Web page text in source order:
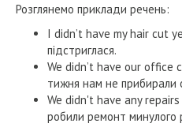
Розглянемо приклади речень:
I didn’t have my hair cut
підстриглася.
We didn’t have our office
тижня нам не прибирали
We didn't have any
робили ремонт минулого